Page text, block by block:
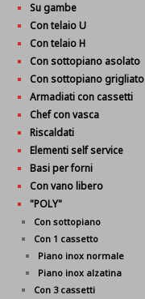
Su gambe
Con telaio U
Con telaio H
Con sottopiano asolato
Con sottopiano grigliato
Armadiati con cassetti
Chef con vasca
Riscaldati
Elementi self service
Basi per forni
Con vano libero
"POLY"
Con sottopiano
Con 1 cassetto
Piano inox normale
Piano inox alzatina
Con 3 cassetti